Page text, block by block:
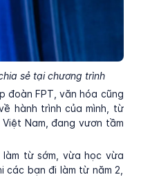
sẻ tại chương trình
đoàn FPT, văn hóa cũng
hành trình của mình, từ
Nam, đang vươn tầm
làm từ sớm, vừa học vừa
bạn đi làm từ năm 2,